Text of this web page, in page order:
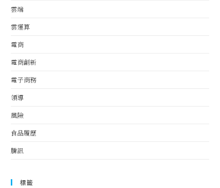
雲端
雲運算
電商
電商創新
電子商務
領導
風險
食品履歷
騰訊
標籤